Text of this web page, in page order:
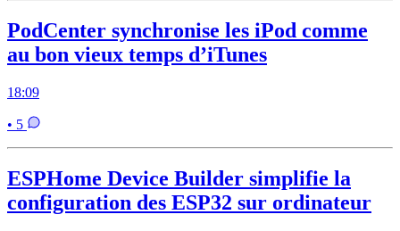
PodCenter synchronise les iPod comme
au bon vieux temps d’iTunes
18:09
• 5
ESPHome Device Builder simplifie la
configuration des ESP32 sur ordinateur